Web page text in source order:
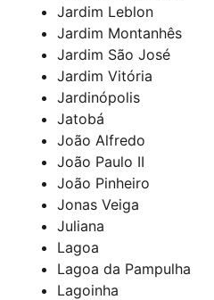
Jardim Leblon
Jardim Montanhês
Jardim São José
Jardim Vitória
Jardinópolis
Jatobá
João Alfredo
João Paulo II
João Pinheiro
Jonas Veiga
Juliana
Lagoa
Lagoa da Pampulha
Lagoinha